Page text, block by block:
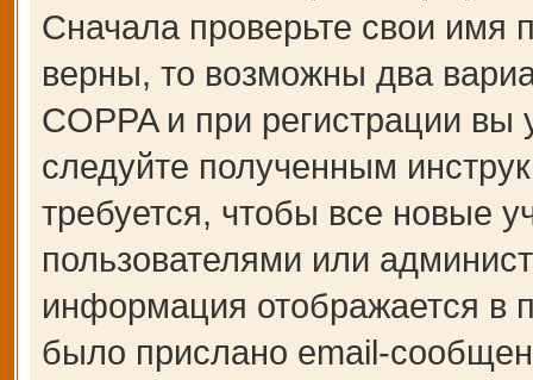
Сначала проверьте свои имя
верны, то возможны два
COPPA и при регистрации вы
следуйте полученным
требуется, чтобы все новые
пользователями или
информация отображается в
было прислано email-